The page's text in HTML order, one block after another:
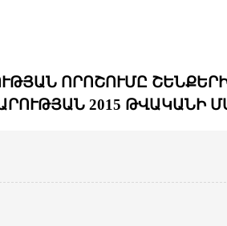
ՈՐՈՇՈՒՄԸ
2015 ԹՎԱԿԱՆԻ